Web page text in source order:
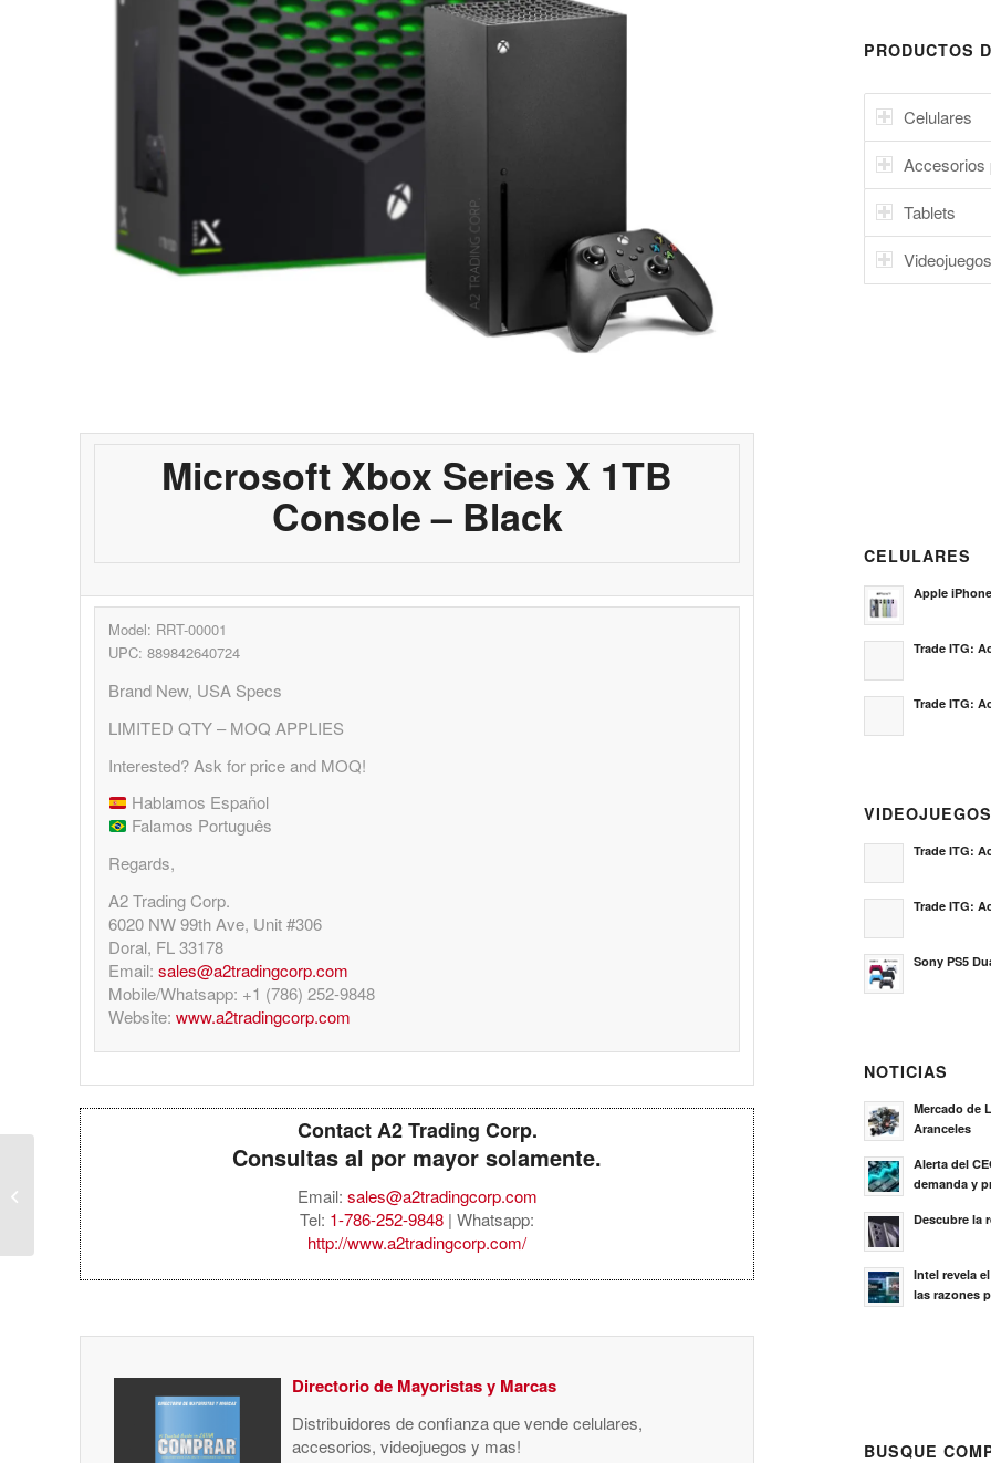
Microsoft Xbox Series X 1TB
Console – Black
Model: RRT-00001
UPC: 889842640724
Brand New, USA Specs
LIMITED QTY – MOQ APPLIES
Interested? Ask for price and MOQ!
Hablamos Español
Falamos Português
Regards,
A2 Trading Corp.
6020 NW 99th Ave, Unit #306
Doral, FL 33178
Email: sales@a2tradingcorp.com
Mobile/Whatsapp: +1 (786) 252-9848
Website: www.a2tradingcorp.com
Contact A2 Trading Corp.
Consultas al por mayor solamente.
Email: sales@a2tradingcorp.com
Tel: 1-786-252-9848 | Whatsapp:
http://www.a2tradingcorp.com/
Directorio de Mayoristas y Marcas
Distribuidores de confianza que vende celulares,
accesorios, videojuegos y mas!
PRODUCTOS
Celulares
Accesorios
Tablets
Videojuegos
CELULARES
Apple
Trade ITG:
Trade ITG:
VIDEOJUEGOS
Trade ITG:
Trade ITG:
Sony PS5
NOTICIAS
Mercado de
Aranceles
Alerta del
demanda y
Descubre la
Intel revela
las razones
BUSQUE
Apple AirPods Pro (3rd
Gen.) with MagSafe
Case (USBC) – White